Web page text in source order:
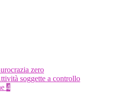
zero
soggette a controllo
4